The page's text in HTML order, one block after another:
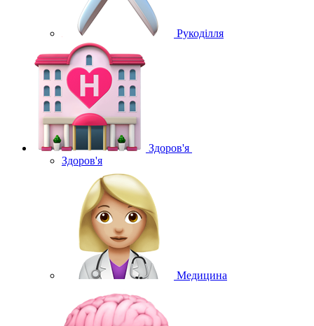
Рукоділля
Здоров'я
Здоров'я
Медицина